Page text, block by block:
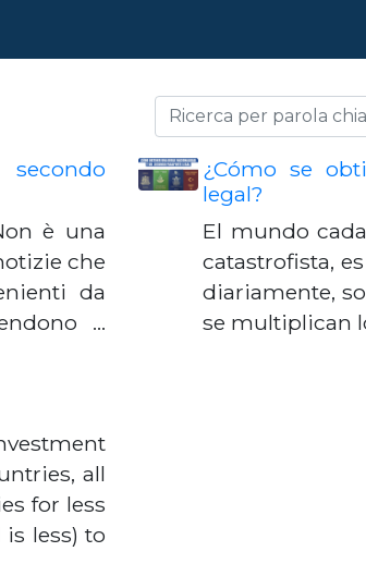
è una
che
da
…
¿Cómo se
legal?
El mundo
catastrofista,
diariamente,
se multiplican
all
for less
less) to